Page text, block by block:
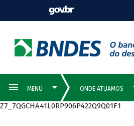
Z7_7QGCHA41L0RP906P422Q9Q01F1